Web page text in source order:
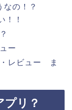
なの！？
！！
ー
・レビュー ま
プリ？